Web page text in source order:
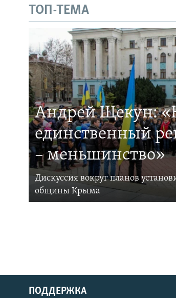
ТОП-ТЕМА
Андрей Щекун:
единственный
– меньшинство»
Дискуссия вокруг планов
общины Крыма
ПОДДЕРЖКА